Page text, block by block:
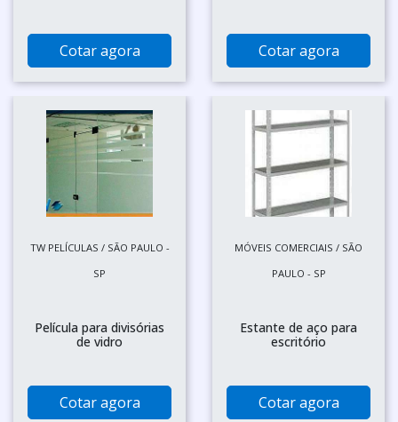
Cotar agora Cotar agora
TW PELÍCULAS / SÃO PAULO -
SP
Película para divisórias
de vidro
Cotar agora
MÓVEIS COMERCIAIS / SÃO
PAULO - SP
Estante de aço para
escritório
Cotar agora